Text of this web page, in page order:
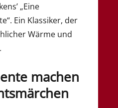
„Eine
Ein Klassiker, der
Wärme und
machen